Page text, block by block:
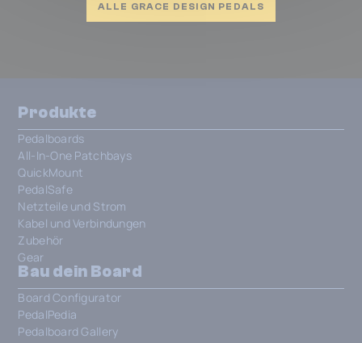
ALLE GRACE DESIGN PEDALS
Produkte
Pedalboards
All-In-One Patchbays
QuickMount
PedalSafe
Netzteile und Strom
Kabel und Verbindungen
Zubehör
Gear
Bau dein Board
Board Configurator
PedalPedia
Pedalboard Gallery